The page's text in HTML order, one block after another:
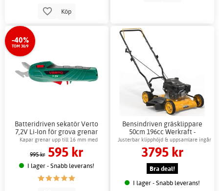
Köp
-40%
TOM 30/9
Batteridriven sekatör Verto
7,2V Li-Ion för grova grenar
Kapar grenar upp till 16 mm med
laddare
995 kr 595 kr
I lager - Snabb leverans!
Bensindriven gräsklippare
50cm 196cc Werkraft -
Bensinmotor
Justerbar klipphöjd & uppsamlare ingår
3795 kr
Bra deal!
I lager - Snabb leverans!